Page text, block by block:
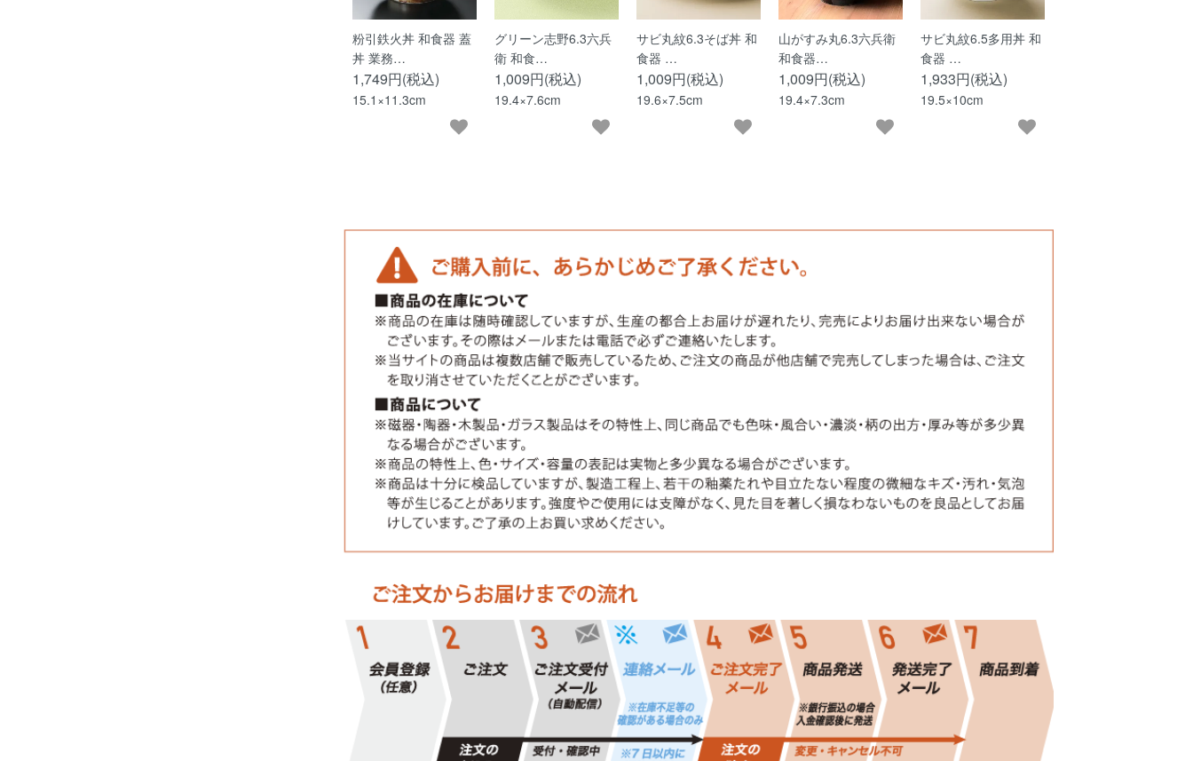
粉引鉄火丼 和食器 蓋
丼 業務…
1,749円(税込)
15.1×11.3cm
グリーン志野6.3六兵
衛 和食…
1,009円(税込)
19.4×7.6cm
サビ丸紋6.3そば丼 和
食器 …
1,009円(税込)
19.6×7.5cm
山がすみ丸6.3六兵衛
和食器…
1,009円(税込)
19.4×7.3cm
サビ丸紋6.5多用丼 和
食器 …
1,933円(税込)
19.5×10cm